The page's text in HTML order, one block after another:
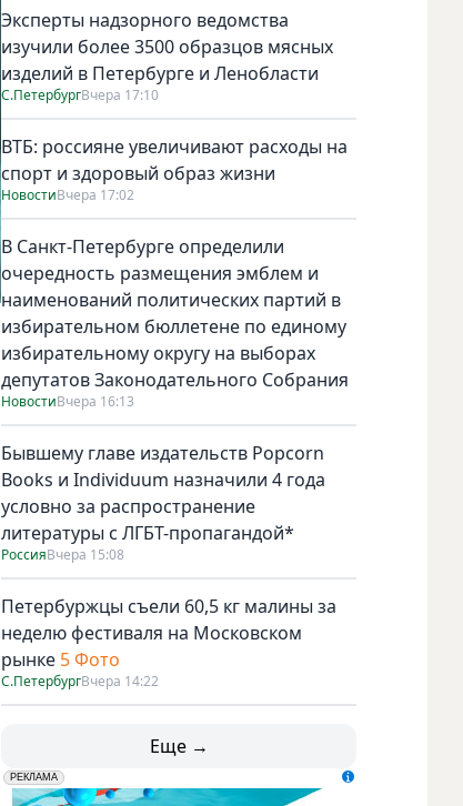
Эксперты надзорного ведомства
изучили более 3500 образцов мясных
изделий в Петербурге и Ленобласти
С.ПетербургВчера 17:10
ВТБ: россияне увеличивают расходы на
спорт и здоровый образ жизни
НовостиВчера 17:02
В Санкт-Петербурге определили
очередность размещения эмблем и
наименований политических партий в
избирательном бюллетене по единому
избирательному округу на выборах
депутатов Законодательного Собрания
НовостиВчера 16:13
Бывшему главе издательств Popcorn
Books и Individuum назначили 4 года
условно за распространение
литературы с ЛГБТ-пропагандой*
РоссияВчера 15:08
Петербуржцы съели 60,5 кг малины за
неделю фестиваля на Московском
рынке 5 Фото
С.ПетербургВчера 14:22
Еще →
erid: LdtCK5udn
РЕКЛАМА
АО "ГАТР", ИНН: 7841320717